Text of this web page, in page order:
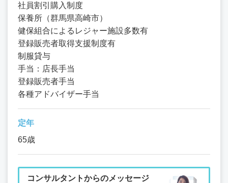
社員割引購入制度
保養所（群馬県高崎市）
健保組合によるレジャー施設多数有
登録販売者取得支援制度有
制服貸与
手当：店長手当
登録販売者手当
各種アドバイザー手当
定年
65歳
コンサルタントからのメッセージ